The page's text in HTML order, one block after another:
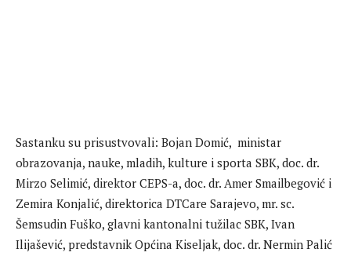
Sastanku su prisustvovali: Bojan Domić, ministar
obrazovanja, nauke, mladih, kulture i sporta SBK, doc. dr.
Mirzo Selimić, direktor CEPS-a, doc. dr. Amer Smailbegović i
Zemira Konjalić, direktorica DTCare Sarajevo, mr. sc.
Šemsudin Fuško, glavni kantonalni tužilac SBK, Ivan
Ilijašević, predstavnik Općina Kiseljak, doc. dr. Nermin Palić